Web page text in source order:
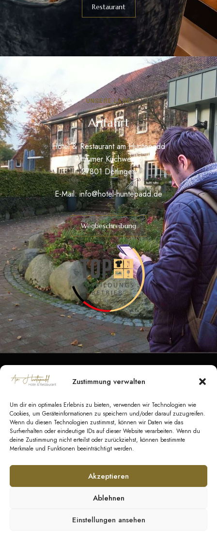
Zustimmung verwalten
Um dir ein optimales Erlebnis zu bieten, verwenden wir Technologien wie
Cookies, um Geräteinformationen zu speichern und/oder darauf zuzugreifen.
Wenn du diesen Technologien zustimmst, können wir Daten wie das
Surfverhalten oder eindeutige IDs auf dieser Website verarbeiten. Wenn du
deine Zustimmung nicht erteilst oder zurückziehst, können bestimmte
Merkmale und Funktionen beeinträchtigt werden.
Akzeptieren
Ablehnen
Einstellungen ansehen
Restaurant
UNSERE LAGE
Anfahrt
Hotel & Restaurant am Huntepadd
Rittrumer Kirchweg 6
27801 Dötlingen
E-Mail:info@hotel-huntepadd.de
Wegbeschreibung
Datenschutz |Impressum|Barrierefreiheit
AGB Hotel| AGB Veranstaltungen|AGB
Catering
© Copyright 2026 GeestEvents UG & Co. KG
Social Media: